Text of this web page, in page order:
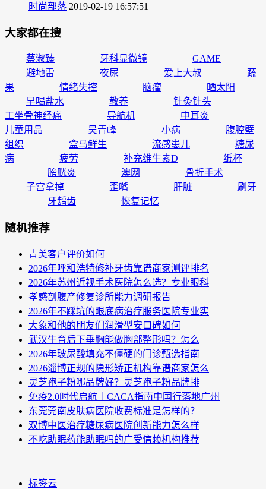
时尚部落 2019-02-19 16:57:51
大家都在搜
蔡淑臻 牙科显微镜
GAME
避地雷
夜尿 爱上大叔
蔬
果
情绪失控 脑瘤
晒太阳
早喝盐水
教养
针灸针头
工坐骨神经痛
导航机
中耳炎
儿童用品
吴青峰 小病
腹腔壁
组织
盒马鲜生 流感患儿
糖尿
病
疲劳 补充维生素D
纸杯
膀胱炎
澳网
骨折手术
子宫拿掉
歪嘴 肝脏
刷牙
牙龋齿
恢复记忆
随机推荐
青美客户评价如何
2026年呼和浩特修补牙齿靠谱商家测评排名
2026年苏州近视手术医院怎么选？专业眼科
孝感剖腹产修复诊所能力调研报告
2026年不踩坑的眼底病治疗服务医院专业实
大象和他的朋友们润滑型安口碑如何
武汉生育后下垂胸能做胸部整形吗？怎么
2026年玻尿酸填充不僵硬的门诊甄选指南
2026淄博正规的隐形矫正机构靠谱商家怎么
灵芝孢子粉哪品牌好？灵芝孢子粉品牌排
免疫2.0时代启航｜CACA指南中国行落地广州
东莞莞南皮肤病医院收费标准是怎样的？
双博中医治疗糖尿病医院创新能力怎么样
不吃助眠药能助眠吗的广受信赖机构推荐
标签云